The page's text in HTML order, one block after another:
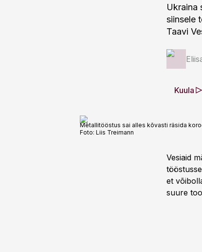
Ukraina
siinsele
Taavi
Kuula
Metallitööstus sai alles kõvasti räsida
Foto: Liis Treimann
Vesiaid
et
suure